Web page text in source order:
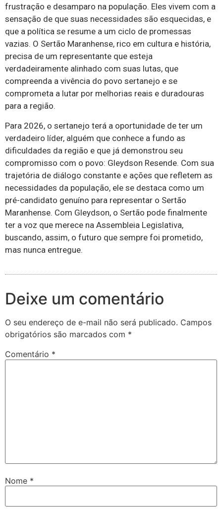
frustração e desamparo na população. Eles vivem com a
sensação de que suas necessidades são esquecidas, e
que a política se resume a um ciclo de promessas
vazias. O Sertão Maranhense, rico em cultura e história,
precisa de um representante que esteja
verdadeiramente alinhado com suas lutas, que
compreenda a vivência do povo sertanejo e se
comprometa a lutar por melhorias reais e duradouras
para a região.
Para 2026, o sertanejo terá a oportunidade de ter um
verdadeiro líder, alguém que conhece a fundo as
dificuldades da região e que já demonstrou seu
compromisso com o povo: Gleydson Resende. Com sua
trajetória de diálogo constante e ações que refletem as
necessidades da população, ele se destaca como um
pré-candidato genuíno para representar o Sertão
Maranhense. Com Gleydson, o Sertão pode finalmente
ter a voz que merece na Assembleia Legislativa,
buscando, assim, o futuro que sempre foi prometido,
mas nunca entregue.
Deixe um comentário
O seu endereço de e-mail não será publicado. Campos
obrigatórios são marcados com *
Comentário *
Nome *